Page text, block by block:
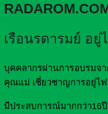
เรือนรดารมย์ อยู่
บุคคลากรผ่านการอบรมจ
คุณแม่ เชี่ยวชาญการอยู่ไ
มีประสบการณ์มากกว่า16